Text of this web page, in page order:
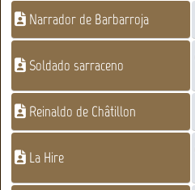
Narrador de Barbarroja
Soldado sarraceno
Reinaldo de Châtillon
La Hire